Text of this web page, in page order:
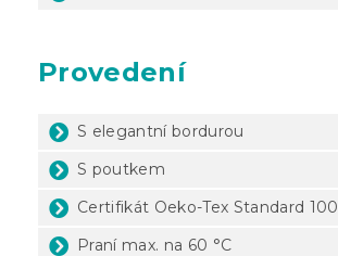
Provedení
S elegantní bordurou
S poutkem
Certifikát Oeko-Tex Standard 100
Praní max. na 60 °C